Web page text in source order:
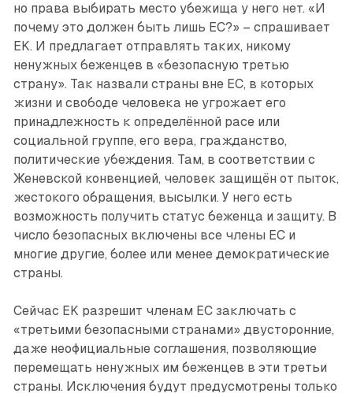
но права выбирать место убежища у него нет. «И
почему это должен быть лишь ЕС?» – спрашивает
EK. И предлагает отправлять таких, никому
ненужных беженцев в «безопасную третью
страну». Так назвали страны вне ЕС, в которых
жизни и свободе человека не угрожает его
принадлежность к определённой расе или
социальной группе, его вера, гражданство,
политические убеждения. Там, в соответствии с
Женевской конвенцией, человек защищён от пыток,
жестокого обращения, высылки. У него есть
возможность получить статус беженца и защиту. В
число безопасных включены все члены ЕС и
многие другие, более или менее демократические
страны.
Сейчас EK разрешит членам ЕС заключать с
«третьими безопасными странами» двусторонние,
даже неофициальные соглашения, позволяющие
перемещать ненужных им беженцев в эти третьи
страны. Исключения будут предусмотрены только